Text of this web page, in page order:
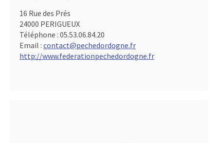
16 Rue des Prés
24000 PERIGUEUX
Téléphone : 05.53.06.84.20
Email : contact@pechedordogne.fr
http://www.federationpechedordogne.fr